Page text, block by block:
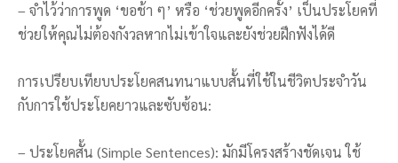
– จำไว้ว่าการพูด ‘ขอช้า ๆ’ หรือ ‘ช่วยพูดอีกครั้ง’ เป็นประโยคที่
ช่วยให้คุณไม่ต้องกังวลหากไม่เข้าใจและยังช่วยฝึกฟังได้ดี
การเปรียบเทียบประโยคสนทนาแบบสั้นที่ใช้ในชีวิตประจำวัน
กับการใช้ประโยคยาวและซับซ้อน:
– ประโยคสั้น (Simple Sentences): มักมีโครงสร้างชัดเจน ใช้